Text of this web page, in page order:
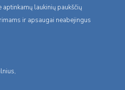
laukinių paukščių
ir apsaugai neabejingus